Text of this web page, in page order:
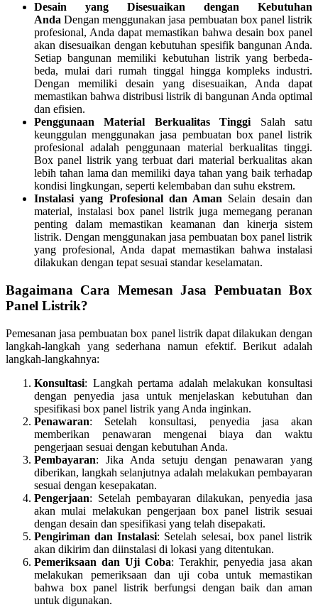
Desain yang Disesuaikan dengan Kebutuhan
AndaDengan menggunakan jasa pembuatan box panel listrik
profesional, Anda dapat memastikan bahwa desain box panel
akan disesuaikan dengan kebutuhan spesifik bangunan Anda.
Setiap bangunan memiliki kebutuhan listrik yang berbeda-
beda, mulai dari rumah tinggal hingga kompleks industri.
Dengan memiliki desain yang disesuaikan, Anda dapat
memastikan bahwa distribusi listrik di bangunan Anda optimal
dan efisien.
Penggunaan Material Berkualitas Tinggi Salah satu
keunggulan menggunakan jasa pembuatan box panel listrik
profesional adalah penggunaan material berkualitas tinggi.
Box panel listrik yang terbuat dari material berkualitas akan
lebih tahan lama dan memiliki daya tahan yang baik terhadap
kondisi lingkungan, seperti kelembaban dan suhu ekstrem.
Instalasi yang Profesional dan Aman Selain desain dan
material, instalasi box panel listrik juga memegang peranan
penting dalam memastikan keamanan dan kinerja sistem
listrik. Dengan menggunakan jasa pembuatan box panel listrik
yang profesional, Anda dapat memastikan bahwa instalasi
dilakukan dengan tepat sesuai standar keselamatan.
Bagaimana Cara Memesan Jasa Pembuatan Box
Panel Listrik?
Pemesanan jasa pembuatan box panel listrik dapat dilakukan dengan
langkah-langkah yang sederhana namun efektif. Berikut adalah
langkah-langkahnya:
Konsultasi: Langkah pertama adalah melakukan konsultasi
dengan penyedia jasa untuk menjelaskan kebutuhan dan
spesifikasi box panel listrik yang Anda inginkan.
Penawaran: Setelah konsultasi, penyedia jasa akan
memberikan penawaran mengenai biaya dan waktu
pengerjaan sesuai dengan kebutuhan Anda.
Pembayaran: Jika Anda setuju dengan penawaran yang
diberikan, langkah selanjutnya adalah melakukan pembayaran
sesuai dengan kesepakatan.
Pengerjaan: Setelah pembayaran dilakukan, penyedia jasa
akan mulai melakukan pengerjaan box panel listrik sesuai
dengan desain dan spesifikasi yang telah disepakati.
Pengiriman dan Instalasi: Setelah selesai, box panel listrik
akan dikirim dan diinstalasi di lokasi yang ditentukan.
Pemeriksaan dan Uji Coba: Terakhir, penyedia jasa akan
melakukan pemeriksaan dan uji coba untuk memastikan
bahwa box panel listrik berfungsi dengan baik dan aman
untuk digunakan.